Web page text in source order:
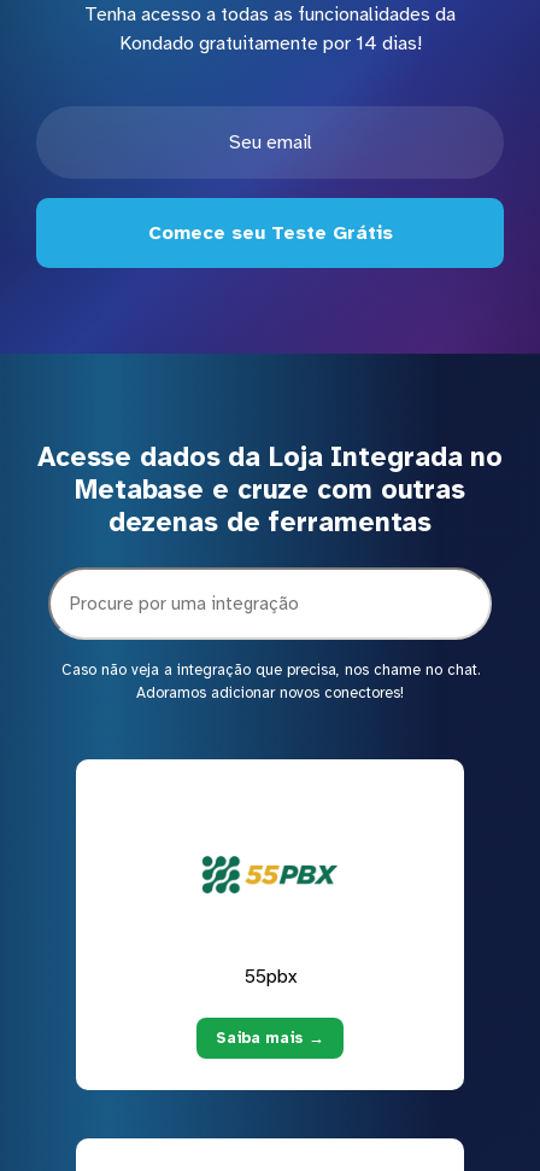
Tenha acesso a todas as funcionalidades da
Kondado gratuitamente por 14 dias!
Comece seu Teste Grátis
Acesse dados da Loja Integrada no
Metabase e cruze com outras
dezenas de ferramentas
Caso não veja a integração que precisa, nos chame no chat.
Adoramos adicionar novos conectores!
55pbx
Saiba mais →